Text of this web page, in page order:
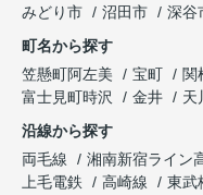
みどり市
沼田市 深谷
町名から探す
笠懸町阿左美
宝町 関
富士見町時沢
金井 天
沿線から探す
両毛線
湘南新宿ライン
上毛電鉄
高崎線 東武